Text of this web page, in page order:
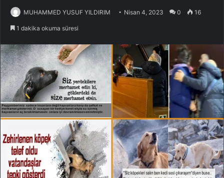
MUHAMMED YUSUF YILDIRIM Nisan 4, 2023 0 16
1 dakika okuma süresi